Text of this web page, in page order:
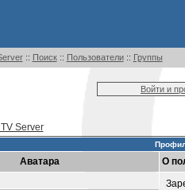
:: Поиск:: Пользователи:: Группы
Войти и
Server
Аватара
О